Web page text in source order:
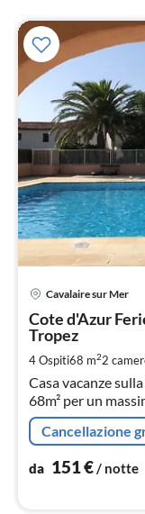
Cavalaire sur Mer
Cote d'Azur
Tropez
4 Ospiti68 m22
Casa vacanze
68m² per un
tennis, vicino alla
Cancellazione
da 151€ / notte